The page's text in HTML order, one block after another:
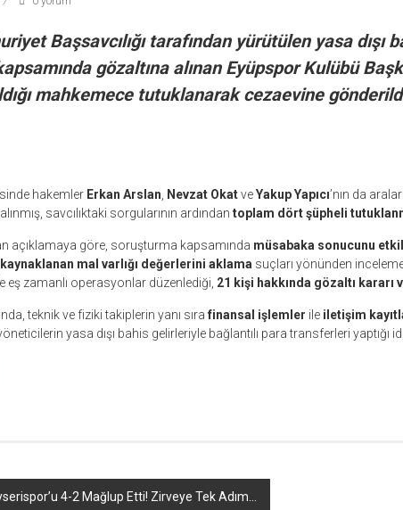
Başsavcılığı tarafından yürütülen yasa dışı
gözaltına alınan Eyüpspor Kulübü
mahkemece tutuklanarak cezaevine
hakemler Erkan Arslan Nevzat OkatveYakup Yapıcı’nın da
savcılıktaki sorgularının ardından toplam dört şüpheli
açıklamaya göre, soruşturma kapsamında müsabaka sonucunu
mal varlığı değerlerini aklama suçları yönünden
eş zamanlı operasyonlar düzenlediği, 21 kişi hakkında gözaltı kararı
teknik ve fiziki takiplerin yanı sıra finansal işlemler ile iletişim
yasa dışı bahis gelirleriyle bağlantılı para transferleri yaptığı
4-2 Mağlup Etti! Zirveye Tek Adım…